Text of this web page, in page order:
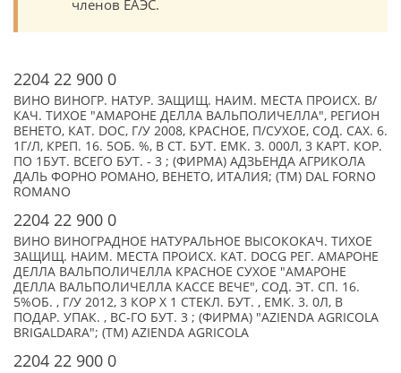
членов ЕАЭС.
2204 22 900 0
ВИНО ВИНОГР. НАТУР. ЗАЩИЩ. НАИМ. МЕСТА ПРОИСХ. В/
КАЧ. ТИХОЕ "АМАРОНЕ ДЕЛЛА ВАЛЬПОЛИЧЕЛЛА", РЕГИОН
ВЕНЕТО, КАТ. DOC, Г/У 2008, КРАСНОЕ, П/СУХОЕ, СОД. САХ. 6.
1Г/Л, КРЕП. 16. 5ОБ. %, В СТ. БУТ. ЕМК. 3. 000Л, 3 КАРТ. КОР.
ПО 1БУТ. ВСЕГО БУТ. - 3 ; (ФИРМА) АДЗЬЕНДА АГРИКОЛА
ДАЛЬ ФОРНО РОМАНО, ВЕНЕТО, ИТАЛИЯ; (TM) DAL FORNO
ROMANO
2204 22 900 0
ВИНО ВИНОГРАДНОЕ НАТУРАЛЬНОЕ ВЫСОКОКАЧ. ТИХОЕ
ЗАЩИЩ. НАИМ. МЕСТА ПРОИСХ. КАТ. DOCG РЕГ. АМАРОНЕ
ДЕЛЛА ВАЛЬПОЛИЧЕЛЛА КРАСНОЕ СУХОЕ "АМАРОНЕ
ДЕЛЛА ВАЛЬПОЛИЧЕЛЛА КАССЕ ВЕЧЕ", СОД. ЭТ. СП. 16.
5%ОБ. , Г/У 2012, 3 КОР Х 1 СТЕКЛ. БУТ. , ЕМК. 3. 0Л, В
ПОДАР. УПАК. , ВС-ГО БУТ. 3 ; (ФИРМА) "AZIENDA AGRICOLA
BRIGALDARA"; (TM) AZIENDA AGRICOLA
2204 22 900 0